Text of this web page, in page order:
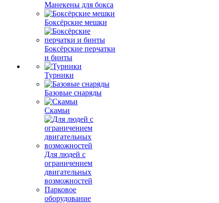
Манекены для бокса
Боксёрские мешки
Боксёрские перчатки
и бинты
Турники
Базовые снаряды
Скамьи
Для людей с
ограничением
двигательных
возможностей
Парковое
оборудование